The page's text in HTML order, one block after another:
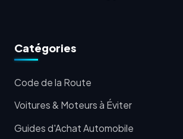
Catégories
Code de la Route
Voitures & Moteurs à Éviter
Guides d'Achat Automobile